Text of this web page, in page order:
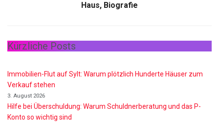
Haus, Biografie
Kürzliche Posts
Immobilien-Flut auf Sylt: Warum plötzlich Hunderte Häuser zum
Verkauf stehen
3. August 2026
Hilfe bei Überschuldung: Warum Schuldnerberatung und das P-
Konto so wichtig sind